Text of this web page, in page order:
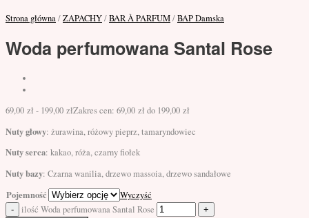
Strona główna/ZAPACHY/BAR À PARFUM/BAP Damska
Woda perfumowana Santal Rose
69,00 zł - 199,00 złZakres cen: 69,00 zł do 199,00 zł
Nuty głowy: żurawina, różowy pieprz, tamaryndowiec
Nuty serca: kakao, róża, czarny fiołek
Nuty bazy: Czarna wanilia, drzewo massoia, drzewo sandałowe
Pojemność
Wyczyść
ilość Woda perfumowana Santal Rose